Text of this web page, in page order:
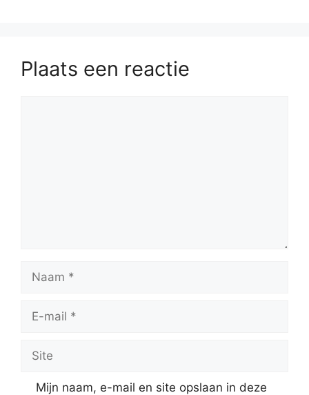
Plaats een reactie
Naam
Site
Mijn naam, e-mail en site opslaan in deze